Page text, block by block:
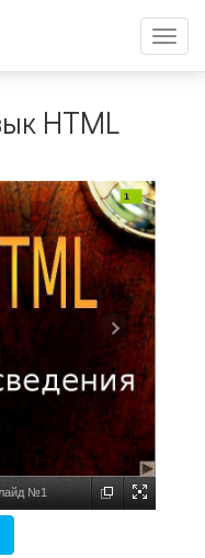
меню
HTML
№1